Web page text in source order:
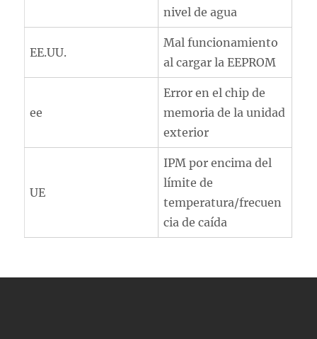
nivel de agua
EE.UU.
Mal funcionamiento
al cargar la EEPROM
ee
Error en el chip de
memoria de la unidad
exterior
UE
IPM por encima del
límite de
temperatura/frecuen
cia de caída